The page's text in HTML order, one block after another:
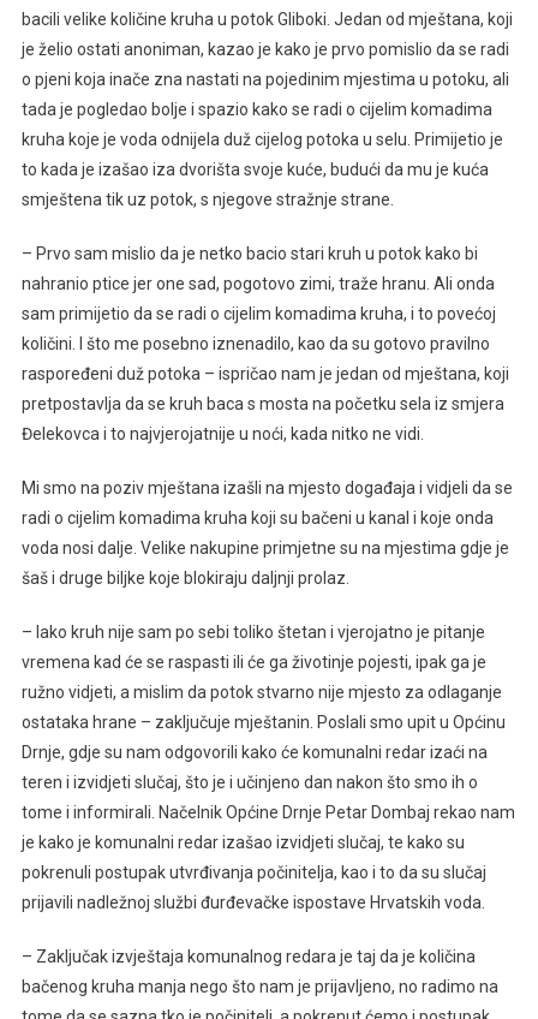
bacili velike količine kruha u potok Gliboki. Jedan od mještana, koji
je želio ostati anoniman, kazao je kako je prvo pomislio da se radi
o pjeni koja inače zna nastati na pojedinim mjestima u potoku, ali
tada je pogledao bolje i spazio kako se radi o cijelim komadima
kruha koje je voda odnijela duž cijelog potoka u selu. Primijetio je
to kada je izašao iza dvorišta svoje kuće, budući da mu je kuća
smještena tik uz potok, s njegove stražnje strane.
– Prvo sam mislio da je netko bacio stari kruh u potok kako bi
nahranio ptice jer one sad, pogotovo zimi, traže hranu. Ali onda
sam primijetio da se radi o cijelim komadima kruha, i to povećoj
količini. I što me posebno iznenadilo, kao da su gotovo pravilno
raspoređeni duž potoka – ispričao nam je jedan od mještana, koji
pretpostavlja da se kruh baca s mosta na početku sela iz smjera
Đelekovca i to najvjerojatnije u noći, kada nitko ne vidi.
Mi smo na poziv mještana izašli na mjesto događaja i vidjeli da se
radi o cijelim komadima kruha koji su bačeni u kanal i koje onda
voda nosi dalje. Velike nakupine primjetne su na mjestima gdje je
šaš i druge biljke koje blokiraju daljnji prolaz.
– Iako kruh nije sam po sebi toliko štetan i vjerojatno je pitanje
vremena kad će se raspasti ili će ga životinje pojesti, ipak ga je
ružno vidjeti, a mislim da potok stvarno nije mjesto za odlaganje
ostataka hrane – zaključuje mještanin. Poslali smo upit u Općinu
Drnje, gdje su nam odgovorili kako će komunalni redar izaći na
teren i izvidjeti slučaj, što je i učinjeno dan nakon što smo ih o
tome i informirali. Načelnik Općine Drnje Petar Dombaj rekao nam
je kako je komunalni redar izašao izvidjeti slučaj, te kako su
pokrenuli postupak utvrđivanja počinitelja, kao i to da su slučaj
prijavili nadležnoj službi đurđevačke ispostave Hrvatskih voda.
– Zaključak izvještaja komunalnog redara je taj da je količina
bačenog kruha manja nego što nam je prijavljeno, no radimo na